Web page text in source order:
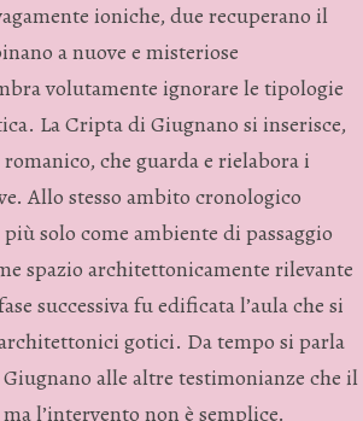
ioniche, due recuperano il
a nuove e misteriose
volutamente ignorare le tipologie
La Cripta di Giugnano si inserisce,
che guarda e rielabora i
Allo stesso ambito cronologico
solo come ambiente di passaggio
spazio architettonicamente rilevante
successiva fu edificata l’aula che si
gotici. Da tempo si parla
alle altre testimonianze che il
l’intervento non è semplice.